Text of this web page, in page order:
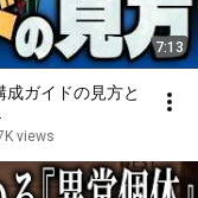
7:13
成ガイドの見方と
く活用する方法
views